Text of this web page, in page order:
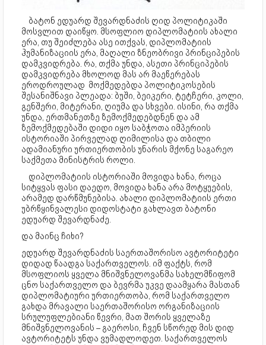
ბატონ ედუარდ შევარდნაძის ღიდ პოლიტიკაში
მოსვლით დაიწყო. მსოფლიო დიპლომატიის ახალი
ერა, თუ შეიძლება ასე ითქვას, დიპლომატიის
ჰუმანიზაციის ერა, მაღალი ზნეობრივი პრინციპების
დამკვიდრება. რა, თქმა უნდა, ასეთი პრინციპების
დამკვიდრება მხოლოდ მას არ მაეწერებას
ეროდროულად მოქმედებდა პოლიტიკოსების
შესანიშნავი პლეადა: ბუში, ბეიკერი, ტეტჩერი, კოლი,
გენშერი, მიტერანი, ღიუმა და სხვები. ისინი, რა თქმა
უნდა, ერთმანეთზე ზემოქმედებდნენ და ამ
ზემოქმედებაში დიდი იყო საბჭოთა იმპერიის
ისტორიაში პირველად ღიმილისა და თბილი
ადამიანური ურთიერთობის უნარის მქონე საგარეო
საქმეთა მინისტრის როლი.
დიპლომატიის ისტორიაში მოვიდა ხანა, როცა
სიტყვას ფასი დაედო, მოვიდა ხანა არა მოტყუების,
არამედ დარწმუნებისა. ახალი დიპლომატიის ერთი
უბრწყინვალესი დიდოსტატი გახლავთ ბატონი
ედუარდ შევარდნაძე.
და მაინც ჩიხი?
ედუარდ შევარდნაძის საერთაშორისო ავტორიტეტი
დიდად წაადგა საქართველოს. იმ ფაქტს, რომ
მსოფლიოს ყველა მნიშვნელოვანმა სახელმწიფომ
ცნო საქართველო და ბევრმა უკვე დაამყარა მასთან
დიპლომატიური ურთიერთობა, რომ საქართველო
გახდა მრავალი საერთაშორისო ორგანიზაციის
სრულუფლებიანი წევრი, მათ შორის ყველაზე
მნიშვნელოვანის – გაეროსი, ჩვენ სწორედ მის დიდ
ავტორიტეტს უნდა ვუმადლოდეთ. საქართველოს